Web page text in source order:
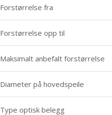
Forstørrelse fra
Forstørrelse opp til
Maksimalt anbefalt forstørrelse
Diameter på hovedspeile
Type optisk belegg